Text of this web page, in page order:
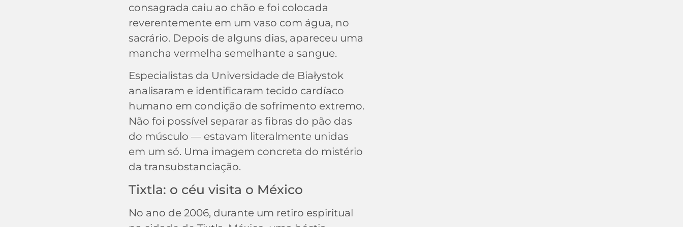
consagrada caiu ao chão e foi colocada
reverentemente em um vaso com água, no
sacrário. Depois de alguns dias, apareceu uma
mancha vermelha semelhante a sangue.
Especialistas da Universidade de Białystok
analisaram e identificaram tecido cardíaco
humano em condição de sofrimento extremo.
Não foi possível separar as fibras do pão das
do músculo — estavam literalmente unidas
em um só. Uma imagem concreta do mistério
da transubstanciação.
Tixtla: o céu visita o México
No ano de 2006, durante um retiro espiritual